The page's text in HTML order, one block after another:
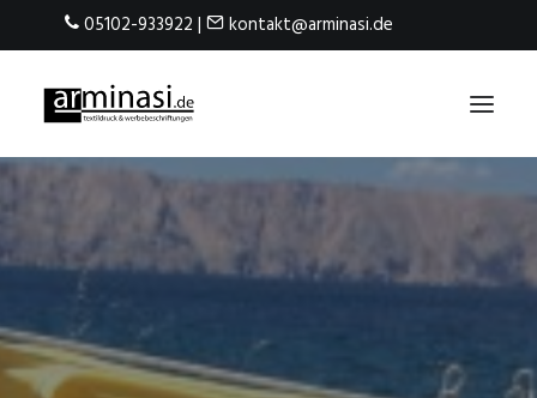
05102-933922 | kontakt@arminasi.de
TEXTILVEREDELUNG
NACHWUCHSSTAR